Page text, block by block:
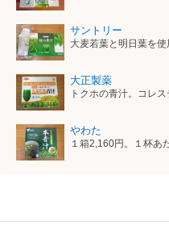
サントリー
大麦若葉と明日葉を
大正製薬
トクホの青汁。コレ
やわた
１箱2,160円。１杯あ